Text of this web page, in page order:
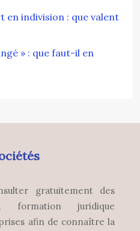
en indivision : que valent
» : que faut-il en
gratuitement des
formation juridique
afin de connaître la